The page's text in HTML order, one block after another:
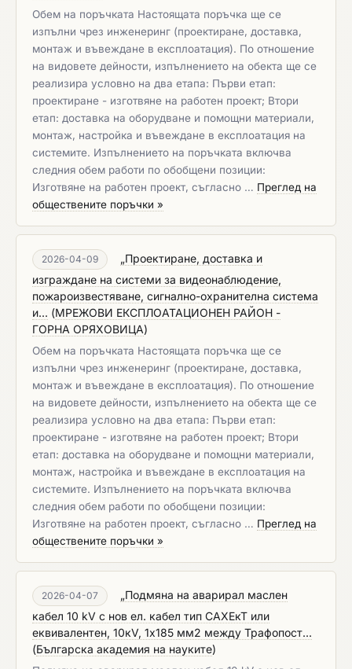
Обем на поръчката Настоящата поръчка ще се
изпълни чрез инженеринг (проектиране, доставка,
монтаж и въвеждане в експлоатация). По отношение
на видовете дейности, изпълнението на обекта ще се
реализира условно на два етапа: Първи етап:
проектиране - изготвяне на работен проект; Втори
етап: доставка на оборудване и помощни материали,
монтаж, настройка и въвеждане в експлоатация на
системите. Изпълнението на поръчката включва
следния обем работи по обобщени позиции:
Изготвяне на работен проект, съгласно … Преглед на
обществените поръчки »
2026-04-09
„Проектиране, доставка и
изграждане на системи за видеонаблюдение,
пожароизвестяване, сигнално-охранителна система
и... (МРЕЖОВИ ЕКСПЛОАТАЦИОНЕН РАЙОН -
ГОРНА ОРЯХОВИЦА)
Обем на поръчката Настоящата поръчка ще се
изпълни чрез инженеринг (проектиране, доставка,
монтаж и въвеждане в експлоатация). По отношение
на видовете дейности, изпълнението на обекта ще се
реализира условно на два етапа: Първи етап:
проектиране - изготвяне на работен проект; Втори
етап: доставка на оборудване и помощни материали,
монтаж, настройка и въвеждане в експлоатация на
системите. Изпълнението на поръчката включва
следния обем работи по обобщени позиции:
Изготвяне на работен проект, съгласно … Преглед на
обществените поръчки »
2026-04-07
„Подмяна на аварирал маслен
кабел 10 kV с нов ел. кабел тип САХЕкТ или
еквивалентен, 10кV, 1х185 мм2 между Трафопост...
(Българска академия на науките)